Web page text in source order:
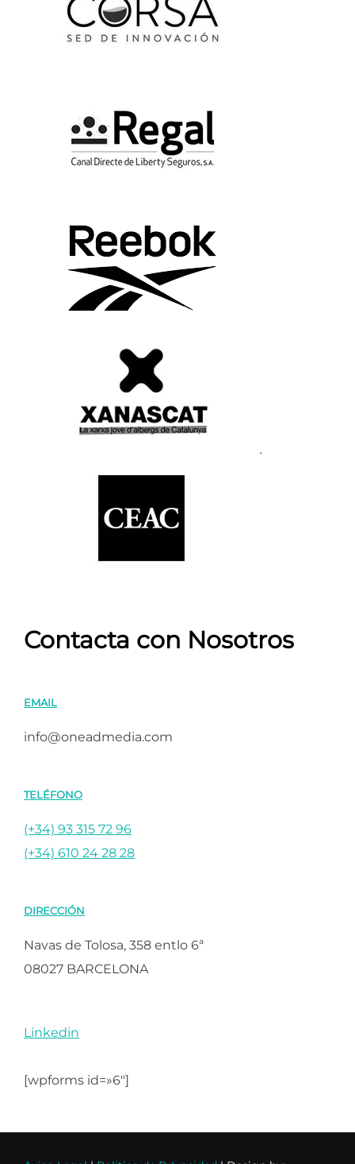
Contacta con Nosotros
EMAIL
info@oneadmedia.com
TELÉFONO
(+34) 93 315 72 96
(+34) 610 24 28 28
DIRECCIÓN
Navas de Tolosa, 358 entlo 6ª
08027 BARCELONA
Linkedin
[wpforms id=»6″]